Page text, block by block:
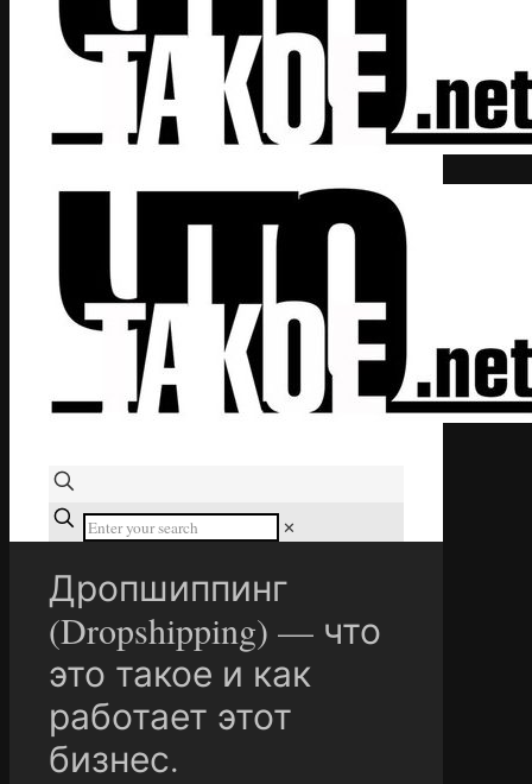
✕
Дропшиппинг
(Dropshipping) — что
это такое и как
работает этот
бизнес.